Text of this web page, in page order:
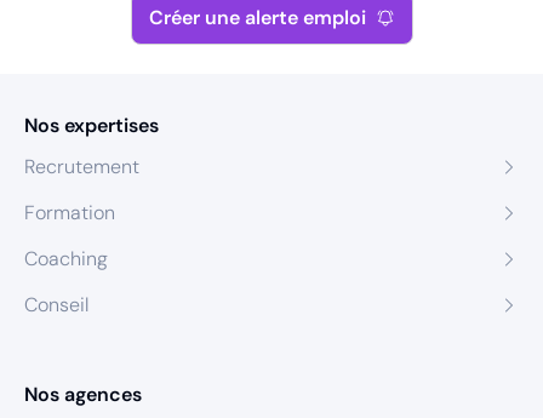
Créer une alerte emploi
Nos expertises
Recrutement
Formation
Coaching
Conseil
Nos agences